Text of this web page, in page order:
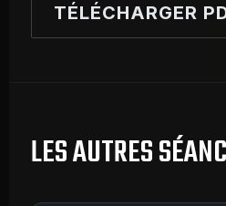
TÉLÉCHARGER
LES AUTRES